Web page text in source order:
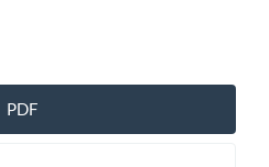
PDF